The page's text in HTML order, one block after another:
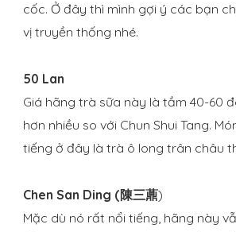
cốc. Ở đây thì mình gợi ý các bạn
vị truyền thống nhé.
50 Lan
Giá hãng trà sữa này là tầm 40-60
hơn nhiều so với Chun Shui Tang.
tiếng ở đây là trà ô long trân châu
Chen San Ding (陳三薡)
Mặc dù nó rất nổi tiếng, hãng này